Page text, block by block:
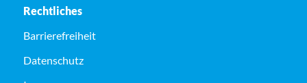
Rechtliches
Barrierefreiheit
Datenschutz